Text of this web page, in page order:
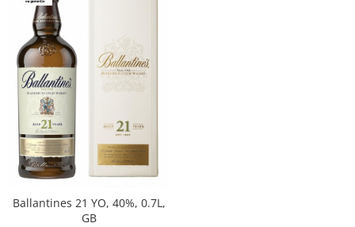
Ballantines 21 YO, 40%, 0.7L,
GB